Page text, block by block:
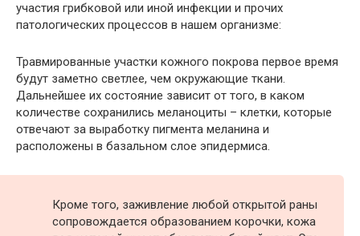
участия грибковой или иной инфекции и прочих
патологических процессов в нашем организме:
Травмированные участки кожного покрова первое время
будут заметно светлее, чем окружающие ткани.
Дальнейшее их состояние зависит от того, в каком
количестве сохранились меланоциты – клетки, которые
отвечают за выработку пигмента меланина и
расположены в базальном слое эпидермиса.
Кроме того, заживление любой открытой раны
сопровождается образованием корочки, кожа